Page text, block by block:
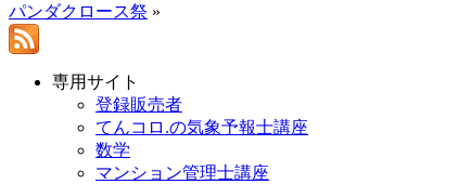
パンダクロース祭 »
専用サイト
登録販売者
てんコロ.の気象予報士講座
数学
マンション管理士講座